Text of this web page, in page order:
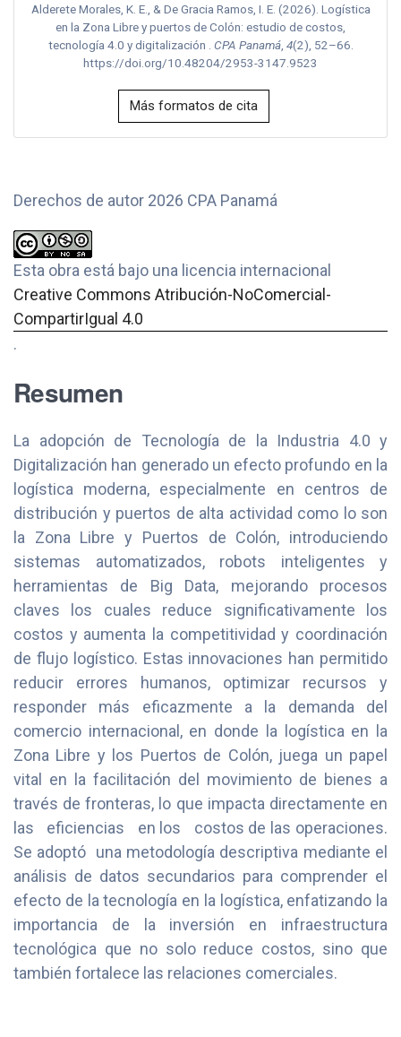
Alderete Morales, K. E., & De Gracia Ramos, I. E. (2026). Logística
en la Zona Libre y puertos de Colón: estudio de costos,
tecnología 4.0 y digitalización . CPA Panamá, 4(2), 52–66.
https://doi.org/10.48204/2953-3147.9523
Más formatos de cita
Derechos de autor 2026 CPA Panamá
Esta obra está bajo una licencia internacional
Creative Commons Atribución-NoComercial-
CompartirIgual 4.0
.
Resumen
La adopción de Tecnología de la Industria 4.0 y
Digitalización han generado un efecto profundo en la
logística moderna, especialmente en centros de
distribución y puertos de alta actividad como lo son
la Zona Libre y Puertos de Colón, introduciendo
sistemas automatizados, robots inteligentes y
herramientas de Big Data, mejorando procesos
claves los cuales reduce significativamente los
costos y aumenta la competitividad y coordinación
de flujo logístico. Estas innovaciones han permitido
reducir errores humanos, optimizar recursos y
responder más eficazmente a la demanda del
comercio internacional, en donde la logística en la
Zona Libre y los Puertos de Colón, juega un papel
vital en la facilitación del movimiento de bienes a
través de fronteras, lo que impacta directamente en
las eficiencias en los costos de las operaciones.
Se adoptó una metodología descriptiva mediante el
análisis de datos secundarios para comprender el
efecto de la tecnología en la logística, enfatizando la
importancia de la inversión en infraestructura
tecnológica que no solo reduce costos, sino que
también fortalece las relaciones comerciales.